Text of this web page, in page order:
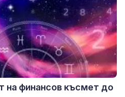
на финансов късмет до